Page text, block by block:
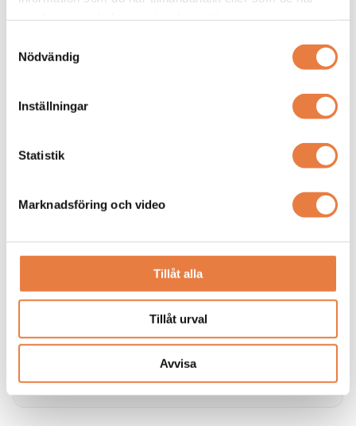
Nödvändig
Inställningar
Statistik
Marknadsföring och video
Tillåt alla
Tillåt urval
Avvisa
Skillnaden mellan isolerat och direktjordat nät
Vi reder ut skillnaderna mellan direktjordat nät (oftast TN
/ TN-S nät) och isolerat nät (IT-nät)
Övergripande information om IT-nät
Här förklarar vi vad ett ett isolerat nät (IT-nät) är.